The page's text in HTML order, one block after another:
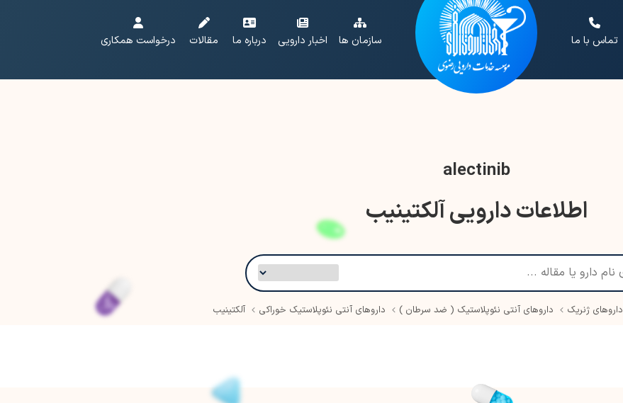
تماس با ما سازمان ها اخبار دارویی درباره ما مقالات درخواست همکاری
alectinib
اطلاعات دارویی آلکتینیب
داروهای ژنریک داروهای آنتی نئوپلاستیک ( ضد سرطان ) داروهای آنتی نئوپلاستیک خوراکی آلکتینیب